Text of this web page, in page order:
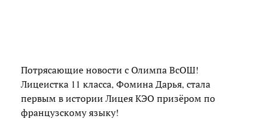
Потрясающие новости с Олимпа ВсОШ!
Лицеистка 11 класса, Фомина Дарья, стала
первым в истории Лицея КЭО призёром по
французскому языку!